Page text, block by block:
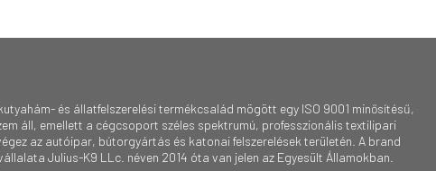
és állatfelszerelési termékcsalád mögött egy ISO 9001 minősítésű,
áll, emellett a cégcsoport széles spektrumú, professzionális textilipari
az autóipar, bútorgyártás és katonai felszerelések területén. A brand
Julius-K9 LLc. néven 2014 óta van jelen az Egyesült Államokban.